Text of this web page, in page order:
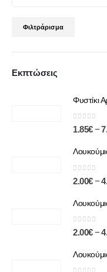
Φιλτράρισμα
Εκπτώσεις
Φυστίκι
0 out of 5
1.85€ –
0out of 5
2.00€ –
0out of 5
2.00€ –